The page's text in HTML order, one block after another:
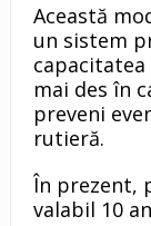
Această
un sistem
capacitatea
mai des în
preveni
rutieră.
În prezent,
valabil 10